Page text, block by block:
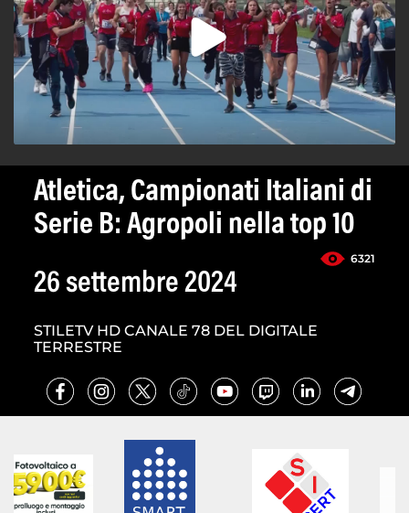
Atletica, Campionati Italiani di
Serie B: Agropoli nella top 10
6321
26 settembre 2024
STILETV HD CANALE 78 DEL DIGITALE
TERRESTRE